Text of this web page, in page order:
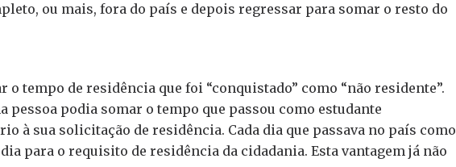
ou mais, fora do país e depois regressar para somar o resto do
tempo de residência que foi “conquistado” como “não residente”.
pessoa podia somar o tempo que passou como estudante
à sua solicitação de residência. Cada dia que passava no país como
para o requisito de residência da cidadania. Esta vantagem já não